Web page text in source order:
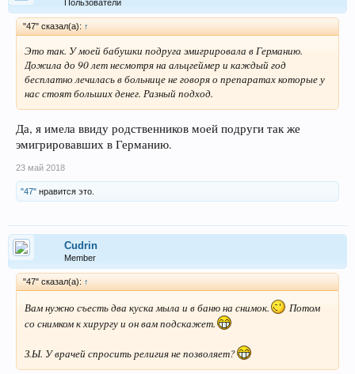
Пользователи
"47" сказал(а): ↑
Это так. У моей бабушки подруга эмигрировала в Германию.
Дожила до 90 лет несмотря на альцгеймер и каждый год
бесплатно лечилась в больнице не говоря о препаратах которые у
нас стоят больших денег. Разный подход.
Да, я имела ввиду родственников моей подруги так же
эмигрировавших в Германию.
23 май 2018
"47" нравится это.
Сudrin
Member
"47" сказал(а): ↑
Вам нужно съесть два куска мыла и в баню на снимок.
Потом
со снимком к хирургу и он вам подскажет.
З.Ы. У врачей спросить религия не позволяет?